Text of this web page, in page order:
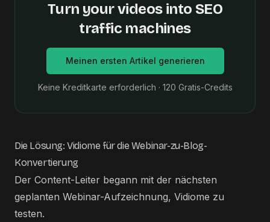
Turn your videos into SEO
traffic machines
Meinen ersten Artikel generieren
Keine Kreditkarte erforderlich · 120 Gratis-Credits
Die Lösung: Vidiome für die Webinar-zu-Blog-
Konvertierung
Der Content-Leiter begann mit der nächsten
geplanten Webinar-Aufzeichnung, Vidiome zu
testen.